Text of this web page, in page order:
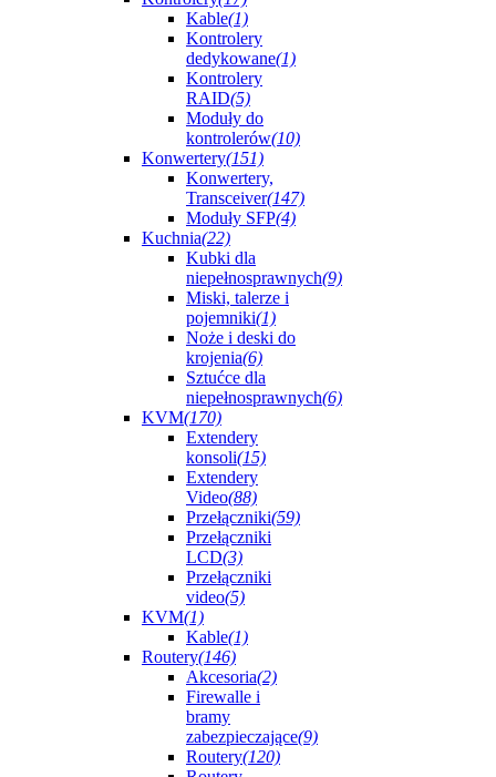
Kable(1)
Kontrolery
dedykowane(1)
Kontrolery
RAID(5)
Moduły do
kontrolerów(10)
Konwertery(151)
Konwertery,
Transceiver(147)
Moduły SFP(4)
Kuchnia(22)
Kubki dla
niepełnosprawnych(9)
Miski, talerze i
pojemniki(1)
Noże i deski do
krojenia(6)
Sztućce dla
niepełnosprawnych(6)
KVM(170)
Extendery
konsoli(15)
Extendery
Video(88)
Przełączniki(59)
Przełączniki
LCD(3)
Przełączniki
video(5)
KVM(1)
Kable(1)
Routery(146)
Akcesoria(2)
Firewalle i
bramy
zabezpieczające(9)
Routery(120)